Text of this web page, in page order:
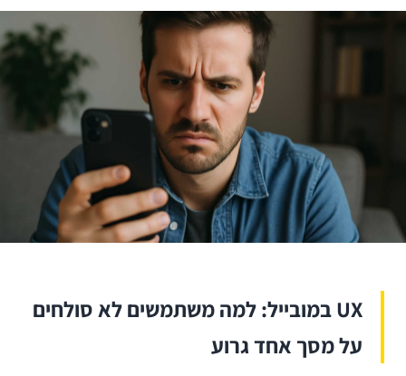
UX במובייל: למה משתמשים לא סולחים
על מסך אחד גרוע